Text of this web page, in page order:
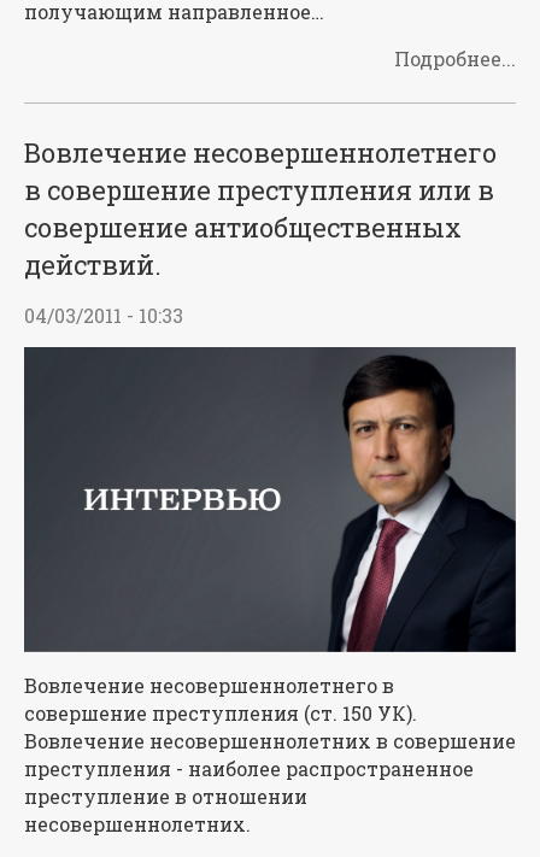
получающим направленное…
Подробнее...
Вовлечение несовершеннолетнего
в совершение преступления или в
совершение антиобщественных
действий.
04/03/2011 - 10:33
Вовлечение несовершеннолетнего в
совершение преступления (ст. 150 УК).
Вовлечение несовершеннолетних в совершение
преступления - наиболее распространенное
преступление в отношении
несовершеннолетних.